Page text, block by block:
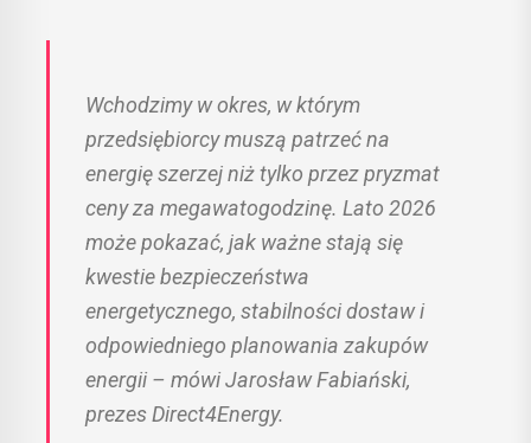
Wchodzimy w okres, w którym
przedsiębiorcy muszą patrzeć na
energię szerzej niż tylko przez pryzmat
ceny za megawatogodzinę. Lato 2026
może pokazać, jak ważne stają się
kwestie bezpieczeństwa
energetycznego, stabilności dostaw i
odpowiedniego planowania zakupów
energii – mówi Jarosław Fabiański,
prezes Direct4Energy.